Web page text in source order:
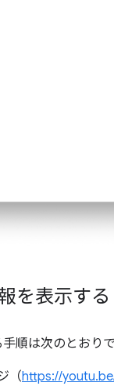
を表示する
順は次のとおりで
（https://